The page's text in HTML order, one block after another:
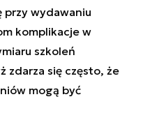
przy wydawaniu
komplikacje w
szkoleń
zdarza się często, że
mogą być